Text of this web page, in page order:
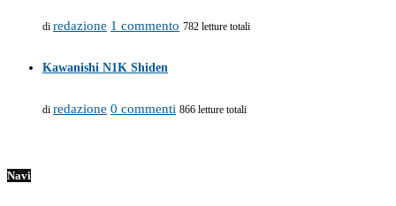
di redazione 1 commento 782 letture totali
Kawanishi N1K Shiden
di redazione 0 commenti 866 letture totali
Navi